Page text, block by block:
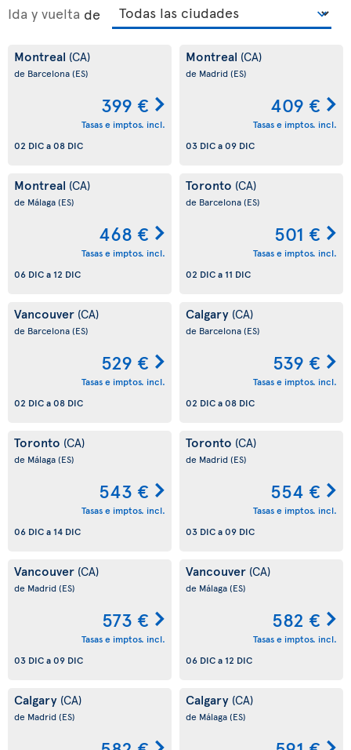
Ida y vuelta de
Montreal (CA)
de Barcelona(ES)
399 €
Tasas e imptos. incl.
02 DICa08 DIC
Montreal (CA)
de Madrid(ES)
409 €
Tasas e imptos. incl.
03 DICa09 DIC
Montreal (CA)
de Málaga(ES)
468 €
Tasas e imptos. incl.
06 DICa 12 DIC
Toronto (CA)
de Barcelona(ES)
501 €
Tasas e imptos. incl.
02 DICa 11 DIC
Vancouver (CA)
de Barcelona(ES)
529 €
Tasas e imptos. incl.
02 DICa08 DIC
Calgary (CA)
de Barcelona(ES)
539 €
Tasas e imptos. incl.
02 DICa08 DIC
Toronto (CA)
de Málaga(ES)
543 €
Tasas e imptos. incl.
06 DICa 14 DIC
Toronto (CA)
de Madrid(ES)
554 €
Tasas e imptos. incl.
03 DICa09 DIC
Vancouver (CA)
de Madrid(ES)
573 €
Tasas e imptos. incl.
03 DICa09 DIC
Vancouver (CA)
de Málaga(ES)
582 €
Tasas e imptos. incl.
06 DICa 12 DIC
Calgary (CA)
de Madrid(ES)
Calgary (CA)
de Málaga(ES)